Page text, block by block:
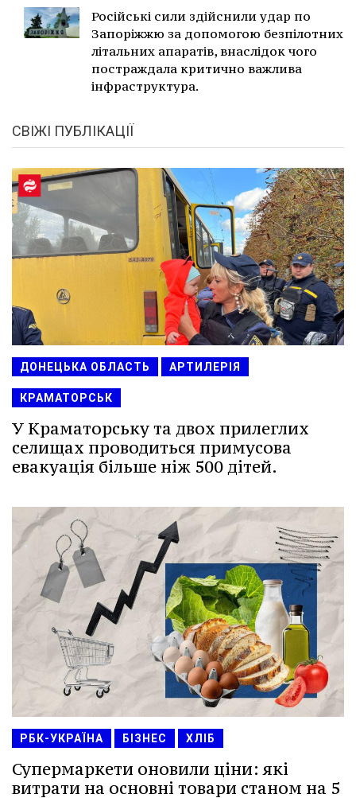
Російські сили здійснили удар по
Запоріжжю за допомогою безпілотних
літальних апаратів, внаслідок чого
постраждала критично важлива
інфраструктура.
СВІЖІ ПУБЛІКАЦІЇ
ДОНЕЦЬКА ОБЛАСТЬ АРТИЛЕРІЯ
КРАМАТОРСЬК
У Краматорську та двох прилеглих
селищах проводиться примусова
евакуація більше ніж 500 дітей.
РБК-УКРАЇНА БІЗНЕС ХЛІБ
Супермаркети оновили ціни: які
витрати на основні товари станом на 5